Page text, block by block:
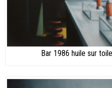
Bar 1986 huile sur